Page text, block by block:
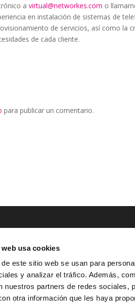
usa cookies
este sitio web se usan para
y analizar el tráfico. Además,
nuestros partners de redes sociales,
otra información que les haya
avirtual@networkes.com o
en instalación de sistemas de
de servicios, así como la
de cada cliente.
para publicar un comentario.
CONTACTO
 Tel.: (+34) 900 800 806

HOLA@GRUPO-